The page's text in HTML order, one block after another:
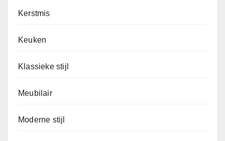
Kerstmis
Keuken
Klassieke stijl
Meubilair
Moderne stijl